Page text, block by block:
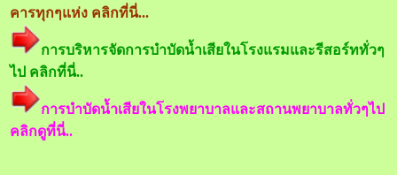
คารทุกๆแห่ง คลิกที่นี่...
การบริหารจัดการบำบัดน้ำเสียในโรงแรมและรีสอร์ททั่วๆ
ไป คลิกที่นี่..
การบำบัดน้ำเสียในโรงพยาบาลและสถานพยาบาลทั่วๆไป
คลิกดูที่นี่..